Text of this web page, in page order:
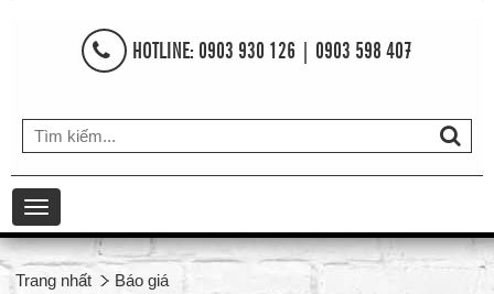
HOTLINE: 0903 930 126 | 0903 598 407
Toggle
navigation
Trang nhất Báo giá